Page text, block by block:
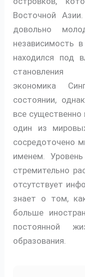
Восточной
довольно
независимость
находился под
становления
экономика
состоянии,
все существенно
один из
сосредоточено
именем.
стремительно
отсутствует
знает о том,
больше
постоянной
образования.